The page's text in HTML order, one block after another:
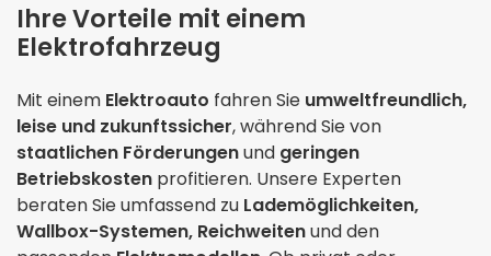
Ihre Vorteile mit einem
Elektrofahrzeug
Mit einem Elektroauto fahren Sie umweltfreundlich,
leise und zukunftssicher, während Sie von
staatlichen Förderungenund geringen
Betriebskosten profitieren. Unsere Experten
beraten Sie umfassend zu Lademöglichkeiten,
Wallbox-Systemen, Reichweitenund den